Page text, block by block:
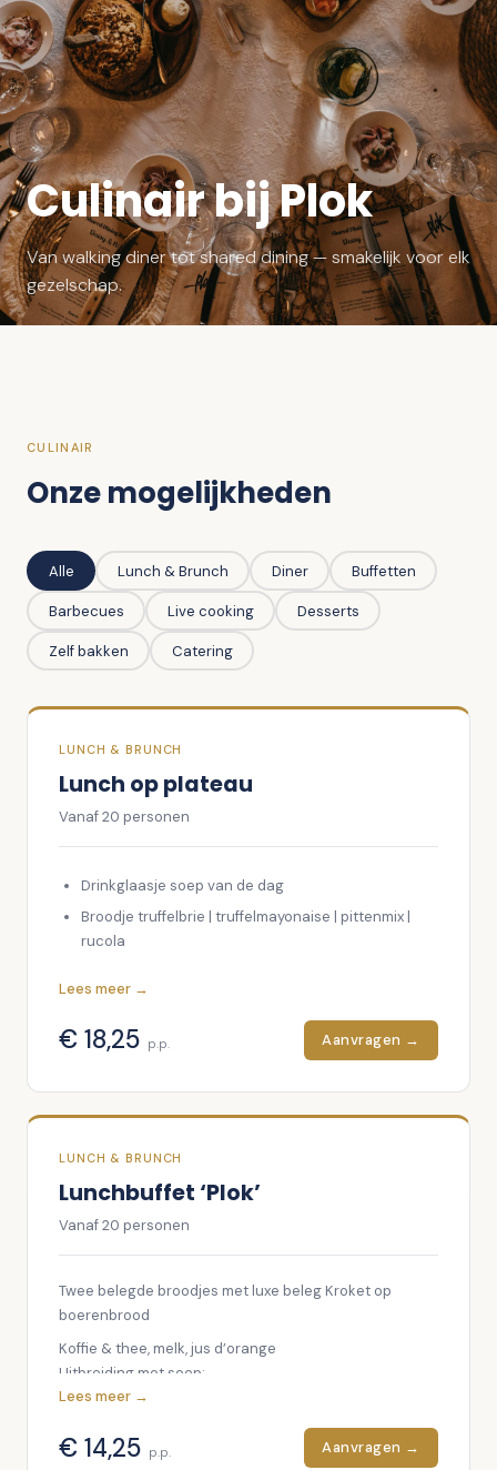
Culinair bij Plok
Van walking diner tot shared dining — smakelijk voor elk
gezelschap.
CULINAIR
Onze mogelijkheden
Alle Lunch & Brunch Diner Buffetten
Barbecues Live cooking Desserts
Zelf bakken Catering
LUNCH & BRUNCH
Lunch op plateau
Vanaf20 personen
Drinkglaasje soep van de dag
Broodje truffelbrie | truffelmayonaise | pittenmix |
rucola
komkommer | rode ui
Broodje gezond | bruschettasaus
Sandwich | gerookte kip | bacon | ei
Koffie & thee
Melk
Sap
Lees meer →
€ 18,25 p.p. Aanvragen →
LUNCH & BRUNCH
Lunchbuffet ‘Plok’
Vanaf20 personen
Twee belegde broodjes met luxe beleg Kroket op
boerenbrood
Koffie & thee, melk, jus d’orange
Uitbreiding met soep:
Drinkglaasje soep – € 3 p.p.
Kop soep – € 5,50 p.p.
Lees meer →
€ 14,25 p.p. Aanvragen →